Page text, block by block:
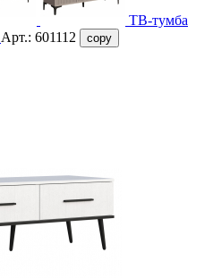
ТВ-тумба
Арт.: 601112 copy